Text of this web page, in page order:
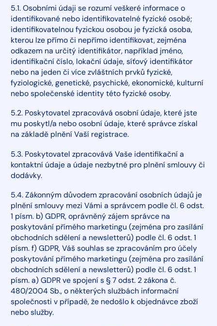
5.1. Osobními údaji se rozumí veškeré informace o
identifikované nebo identifikovatelné fyzické osobě;
identifikovatelnou fyzickou osobou je fyzická osoba,
kterou lze přímo či nepřímo identifikovat, zejména
odkazem na určitý identifikátor, například jméno,
identifikační číslo, lokační údaje, síťový identifikátor
nebo na jeden či více zvláštních prvků fyzické,
fyziologické, genetické, psychické, ekonomické, kulturní
nebo společenské identity této fyzické osoby.
5.2. Poskytovatel zpracovává osobní údaje, které jste
mu poskytl/a nebo osobní údaje, které správce získal
na základě plnění Vaší registrace.
5.3. Poskytovatel zpracovává Vaše identifikační a
kontaktní údaje a údaje nezbytné pro plnění smlouvy či
dodávky.
5.4. Zákonným důvodem zpracování osobních údajů je
plnění smlouvy mezi Vámi a správcem podle čl. 6 odst.
1 písm. b) GDPR, oprávněný zájem správce na
poskytování přímého marketingu (zejména pro zasílání
obchodních sdělení a newsletterů) podle čl. 6 odst. 1
písm. f) GDPR, Váš souhlas se zpracováním pro účely
poskytování přímého marketingu (zejména pro zasílání
obchodních sdělení a newsletterů) podle čl. 6 odst. 1
písm. a) GDPR ve spojení s § 7 odst. 2 zákona č.
480/2004 Sb., o některých službách informační
společnosti v případě, že nedošlo k objednávce zboží
nebo služby.